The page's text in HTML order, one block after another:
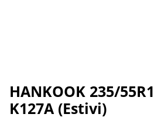
HANKOOK 235/
K127A (Estivi)